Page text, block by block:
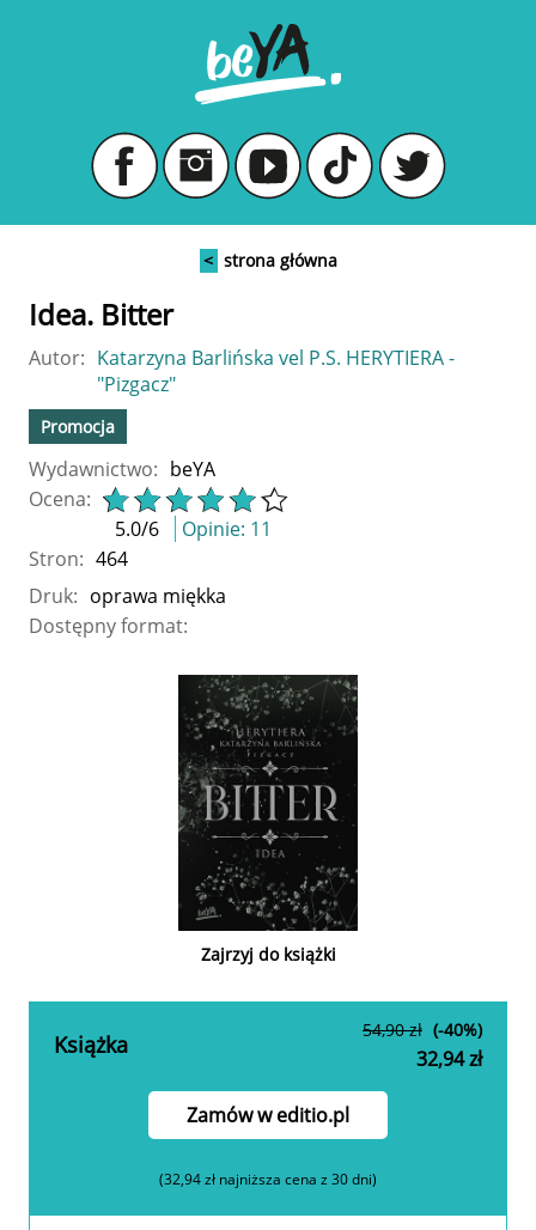
< strona główna
Zajrzyj do książki
Idea. Bitter
Autor: Katarzyna Barlińska vel P.S. HERYTIERA -
"Pizgacz"
Promocja
Wydawnictwo: beYA
Ocena:
5.0/6 Opinie: 11
Stron: 464
Druk: oprawa miękka
Dostępny format:
Książka 54,90 zł (-40%)
32,94 zł
Zamów w editio.pl
(32,94 zł najniższa cena z 30 dni)